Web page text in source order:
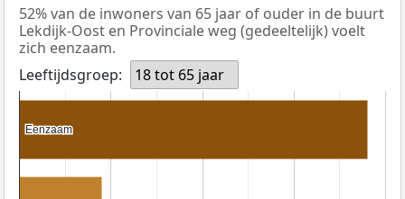
52% van de inwoners van 65 jaar of ouder in de buurt
Lekdijk-Oost en Provinciale weg (gedeeltelijk) voelt
zich eenzaam.
Leeftijdsgroep:
18 tot 65 jaar
Eenzaam
Eenzaam